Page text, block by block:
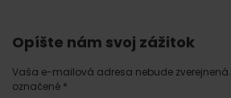
Opíšte nám svoj zážitok
Vaša e-mailová adresa nebude zverejnená.
označené *